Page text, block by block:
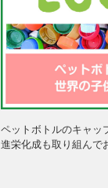
ペットボトルのキャッ
進栄化成も取り組んで